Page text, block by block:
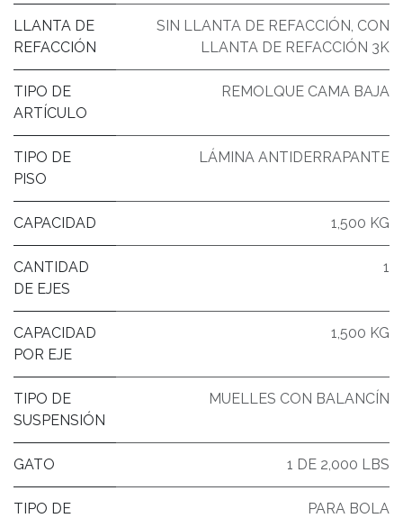
LLANTA DE
REFACCIÓN
SIN LLANTA DE REFACCIÓN CON
LLANTA DE REFACCIÓN 3K
TIPO DE
ARTÍCULO
REMOLQUE CAMA BAJA
TIPO DE
PISO
LÁMINA ANTIDERRAPANTE
CAPACIDAD 1,500 KG
CANTIDAD
DE EJES
1
CAPACIDAD
POR EJE
1,500 KG
TIPO DE
SUSPENSIÓN
MUELLES CON BALANCÍN
GATO 1 DE 2,000 LBS
TIPO DE
PARA BOLA